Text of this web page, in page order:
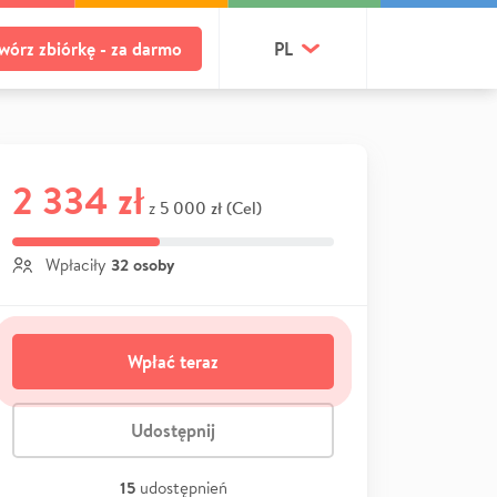
zbiórkę - za darmo PL
2 334 zł z 5 000 zł (Cel)
Wpłaciły 32 osoby
Wpłać teraz
Udostępnij
15 udostępnień